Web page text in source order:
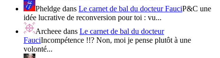
Pheldge dans Le carnet de bal du docteur FauciP&C une
idée lucrative de reconversion pour toi : vu...
Archeee dans Le carnet de bal du docteur
FauciIncompétence !!? Non, moi je pense plutôt à une
volonté...